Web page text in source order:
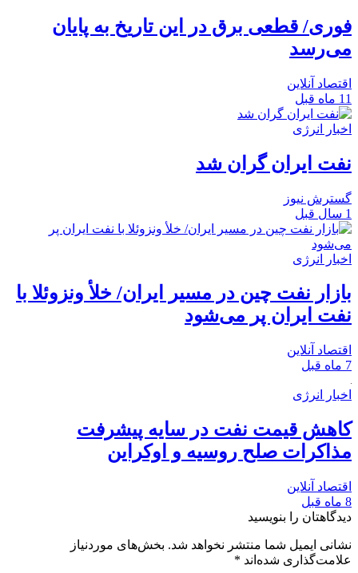
فوری/ قطعی برق در این تاریخ به پایان
می‌رسد
اقتصاد آنلاین
11 ماه قبل
اخبار انرژی
نفت ایران گران شد
گسترش نیوز
1 سال قبل
اخبار انرژی
بازار نفت چین در مسیر ایران/ خلأ ونزوئلا با
نفت ایران پر می‌شود
اقتصاد آنلاین
7 ماه قبل
اخبار انرژی
کاهش قیمت نفت در سایه پیشرفت
مذاکرات صلح روسیه و اوکراین
اقتصاد آنلاین
8 ماه قبل
دیدگاهتان را بنویسید
نشانی ایمیل شما منتشر نخواهد شد. بخش‌های موردنیاز
علامت‌گذاری شده‌اند *